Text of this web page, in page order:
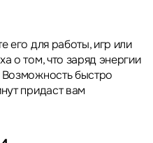
его для работы, игр или
о том, что заряд энергии
Возможность быстро
придаст вам